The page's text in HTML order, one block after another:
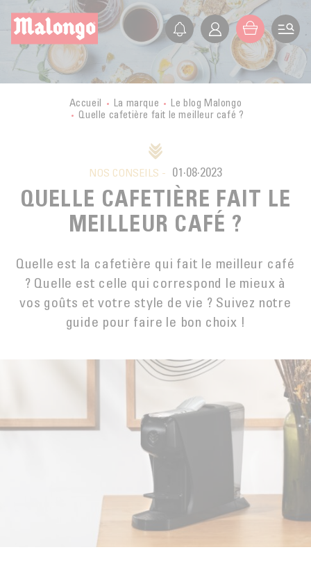
FR EN ES IT
LA SOCIÉTÉ
PRÉSENTATION
MALONGO AUJOURD’HUI
LES PETITS PRODUCTEURS
CONGO
GUATEMALA
LAOS
MEXIQUE
MYANMAR
NOUVELLE-CALÉDONIE
MALONGO & LES PETITS PRODUCTEURS
COMMERCE ÉQUITABLE
AGRICULTURE BIOLOGIQUE
QUALITÉ
CULTURE DU CAFÉ
LA TORRÉFACTION DU CAFÉ
EMBALLAGE CARTON DOSES
CAFÉ
SECTEURS D’ACTIVITÉ
BOUTIQUE EN LIGNE
BOUTIQUES
GMS
FORMATION
NOS MODULES DE FORMATION
L’ÉCOLE DU CAFÉ
ACTUALITÉS DE LA FONDATION
PRO
LE BLOG
Accueil La marque
Le blog Malongo
Quelle cafetière fait le meilleur café ?
NOS CONSEILS - 01·08·2023
QUELLE CAFETIÈRE FAIT LE
MEILLEUR CAFÉ ?
Quelle est la cafetière qui fait le meilleur café
? Quelle est celle qui correspond le mieux à
vos goûts et votre style de vie ? Suivez notre
guide pour faire le bon choix !